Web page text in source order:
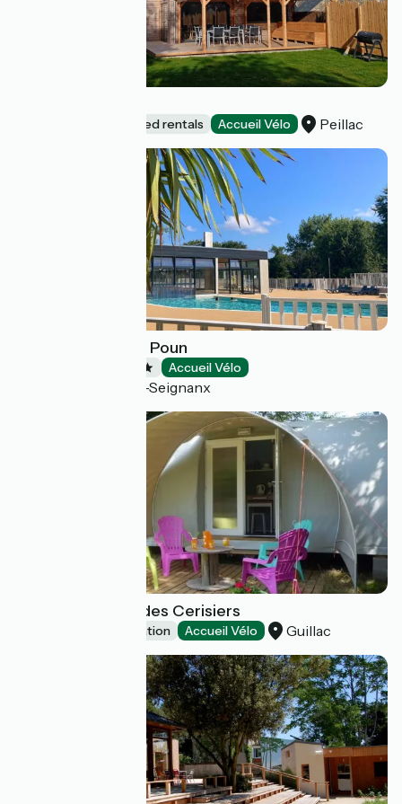
Lodgings and furnished rentals Accueil Vélo Peillac
Camping Lou P'tit Poun
Accueil Vélo
Saint-Martin-de-Seignanx
Les Coco Sweet des Cerisiers
Unusual accommodation Accueil Vélo Guillac